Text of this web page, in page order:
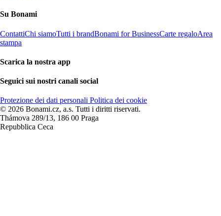
Su Bonami
ContattiChi siamoTutti i brandBonami for BusinessCarte regaloArea
stampa
Scarica la nostra app
Seguici sui nostri canali social
Protezione dei dati personali Politica dei cookie
© 2026 Bonami.cz, a.s. Tutti i diritti riservati.
Thámova 289/13, 186 00 Praga
Repubblica Ceca